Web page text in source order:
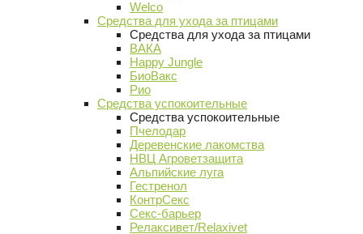
Welco
Средства для ухода за птицами
Средства для ухода за птицами
ВАКА
Happy Jungle
БиоВакс
Рио
Средства успокоительные
Средства успокоительные
Пчелодар
Деревенские лакомства
НВЦ Агроветзащита
Альпийские луга
Гестренол
КонтрСекс
Секс-барьер
Релаксивет/Relaxivet